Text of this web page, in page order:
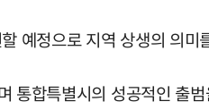
예정으로 지역 상생의 의미
통합특별시의 성공적인 출